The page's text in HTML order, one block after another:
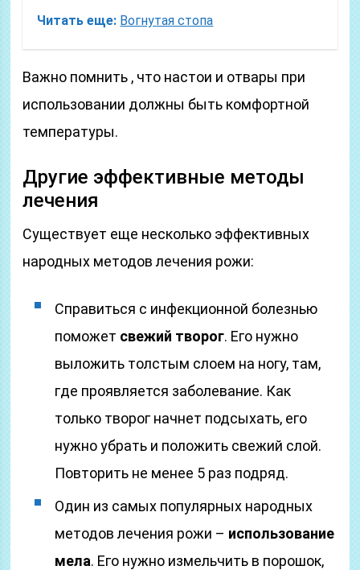
Читать еще: Вогнутая стопа
Важно помнить , что настои и отвары при
использовании должны быть комфортной
температуры.
Другие эффективные методы
лечения
Существует еще несколько эффективных
народных методов лечения рожи:
Справиться с инфекционной болезнью
поможет свежий творог. Его нужно
выложить толстым слоем на ногу, там,
где проявляется заболевание. Как
только творог начнет подсыхать, его
нужно убрать и положить свежий слой.
Повторить не менее 5 раз подряд.
Один из самых популярных народных
методов лечения рожи – использование
мела. Его нужно измельчить в порошок,